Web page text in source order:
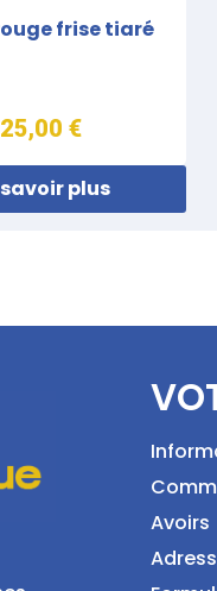
frise tiaré
25,00 €
savoir plus
Avoirs